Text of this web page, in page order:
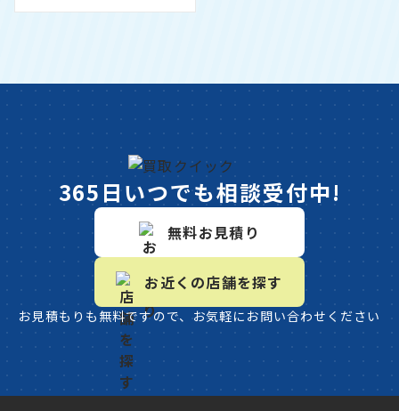
365日いつでも相談受付中!
無料お見積り
お近くの店舗を探す
お見積もりも無料ですので、お気軽にお問い合わせください